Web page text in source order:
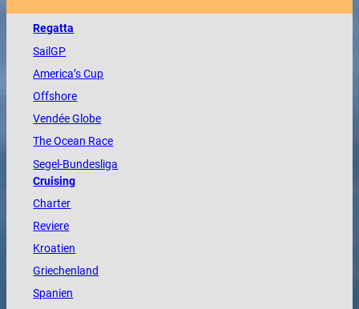
Regatta
SailGP
America’s Cup
Offshore
VendéeGlobe
TheOcean Race
Segel-Bundesliga
Cruising
Charter
Reviere
Kroatien
Griechenland
Spanien